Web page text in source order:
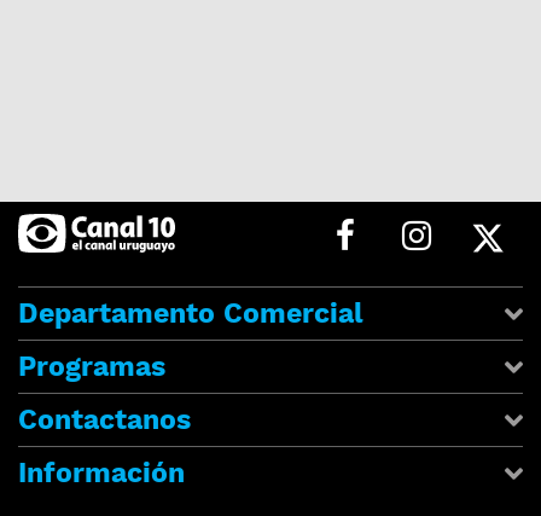
Departamento Comercial
Programas
Contactanos
Información